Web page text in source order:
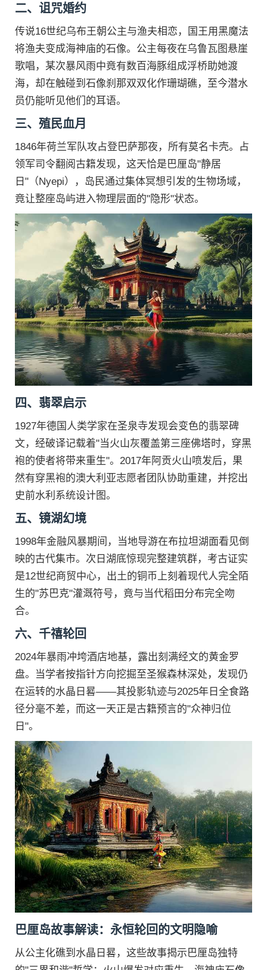
二、诅咒婚约
传说16世纪乌布王朝公主与渔夫相恋，国王用黑魔法
将渔夫变成海神庙的石像。公主每夜在乌鲁瓦图悬崖
歌唱，某次暴风雨中竟有数百海豚组成浮桥助她渡
海，却在触碰到石像刹那双双化作珊瑚礁，至今潜水
员仍能听见他们的耳语。
三、殖民血月
1846年荷兰军队攻占登巴萨那夜，所有莫名卡壳。占
领军司令翻阅古籍发现，这天恰是巴厘岛"静居
日"（Nyepi），岛民通过集体冥想引发的生物场域，
竟让整座岛屿进入物理层面的"隐形"状态。
四、翡翠启示
1927年德国人类学家在圣泉寺发现会变色的翡翠碑
文，经破译记载着"当火山灰覆盖第三座佛塔时，穿黑
袍的使者将带来重生"。2017年阿贡火山喷发后，果
然有穿黑袍的澳大利亚志愿者团队协助重建，并挖出
史前水利系统设计图。
五、镜湖幻境
1998年金融风暴期间，当地导游在布拉坦湖面看见倒
映的古代集市。次日湖底惊现完整建筑群，考古证实
是12世纪商贸中心，出土的铜币上刻着现代人完全陌
生的"苏巴克"灌溉符号，竟与当代稻田分布完全吻
合。
六、千禧轮回
2024年暴雨冲垮酒店地基，露出刻满经文的黄金罗
盘。当学者按指针方向挖掘至圣猴森林深处，发现仍
在运转的水晶日晷——其投影轨迹与2025年日全食路
径分毫不差，而这一天正是古籍预言的"众神归位
日"。
巴厘岛故事解读：永恒轮回的文明隐喻
从公主化礁到水晶日晷，这些故事揭示巴厘岛独特